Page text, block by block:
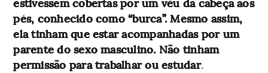
pés, conhecido como “burca”. Mesmo assim,
ela tinham que estar acompanhadas por um
parente do sexo masculino. Não tinham
permissão para trabalhar ou estudar.